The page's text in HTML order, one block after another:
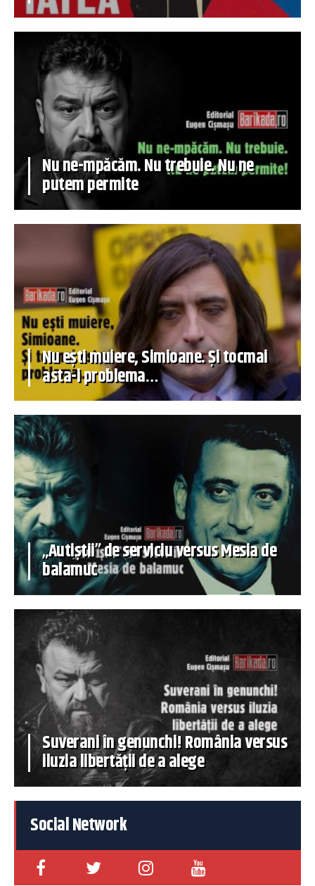
Nu ne-mpăcăm. Nu trebuie. Nu ne
putem permite
Nu ești muiere, Simioane. Și tocmai
asta-i problema…
„Autiștii” de serviciu versus Mesia de
balamuc
Suverani în genunchi! România versus
iluzia libertății de a alege
Social Network